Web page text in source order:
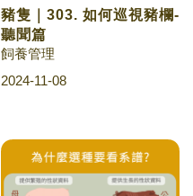
豬隻｜303. 如何巡視豬欄-
聽聞篇
飼養管理
2024-11-08